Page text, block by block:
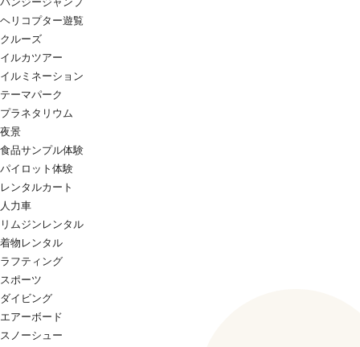
ヘリコプター遊覧
クルーズ
イルカツアー
イルミネーション
テーマパーク
プラネタリウム
夜景
食品サンプル体験
パイロット体験
レンタルカート
人力車
リムジンレンタル
着物レンタル
ラフティング
スポーツ
ダイビング
エアーボード
スノーシュー